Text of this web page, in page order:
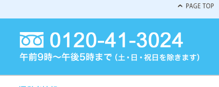
会員のみなさまから提供された個人情報
当サイトを利用するにあたって、会員の住所、電話番号、購入履歴な
の個人情報を適切かつ確実に管理するものとし、法令などにより開示